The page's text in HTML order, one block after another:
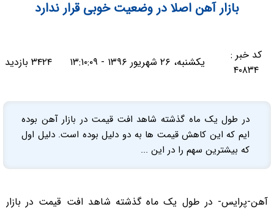
بازار آهن اصلا در وضعیت خوبی قرار ندارد
کد خبر :
۴۰۸۳۴
یکشنبه، ۲۶ شهریور ۱۳۹۶ - ۱۳:۱۰:۰۹ ۳۴۲۴ بازدید
در طول یک ماه گذشته شاهد افت قیمت در بازار آهن بوده
ایم که این کاهش قیمت ها به دو دلیل بوده است. دلیل اول
که بیشترین سهم را در این ...
آهن-پرایس- در طول یک ماه گذشته شاهد افت قیمت در بازار